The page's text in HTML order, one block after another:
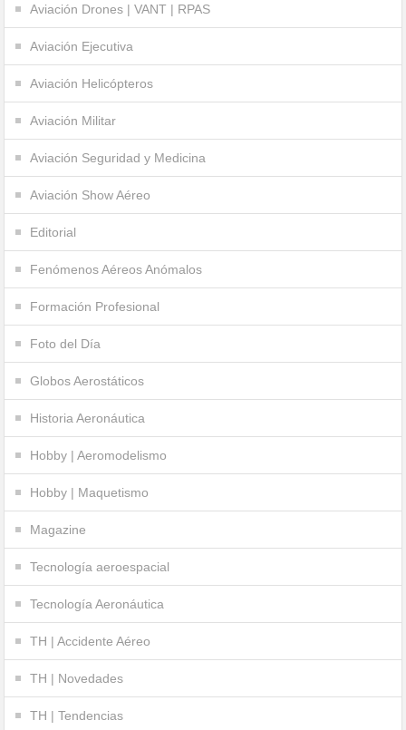
Aviación Drones | VANT | RPAS
Aviación Ejecutiva
Aviación Helicópteros
Aviación Militar
Aviación Seguridad y Medicina
Aviación Show Aéreo
Editorial
Fenómenos Aéreos Anómalos
Formación Profesional
Foto del Día
Globos Aerostáticos
Historia Aeronáutica
Hobby | Aeromodelismo
Hobby | Maquetismo
Magazine
Tecnología aeroespacial
Tecnología Aeronáutica
TH | Accidente Aéreo
TH | Novedades
TH | Tendencias